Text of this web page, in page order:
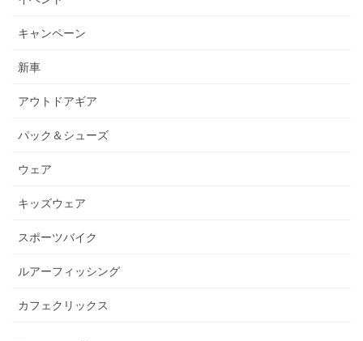
キャンペーン
新車
アウトドアギア
パック＆シューズ
ウェア
キッズウェア
スポーツバイク
ルアーフィッシング
カフェクリックス